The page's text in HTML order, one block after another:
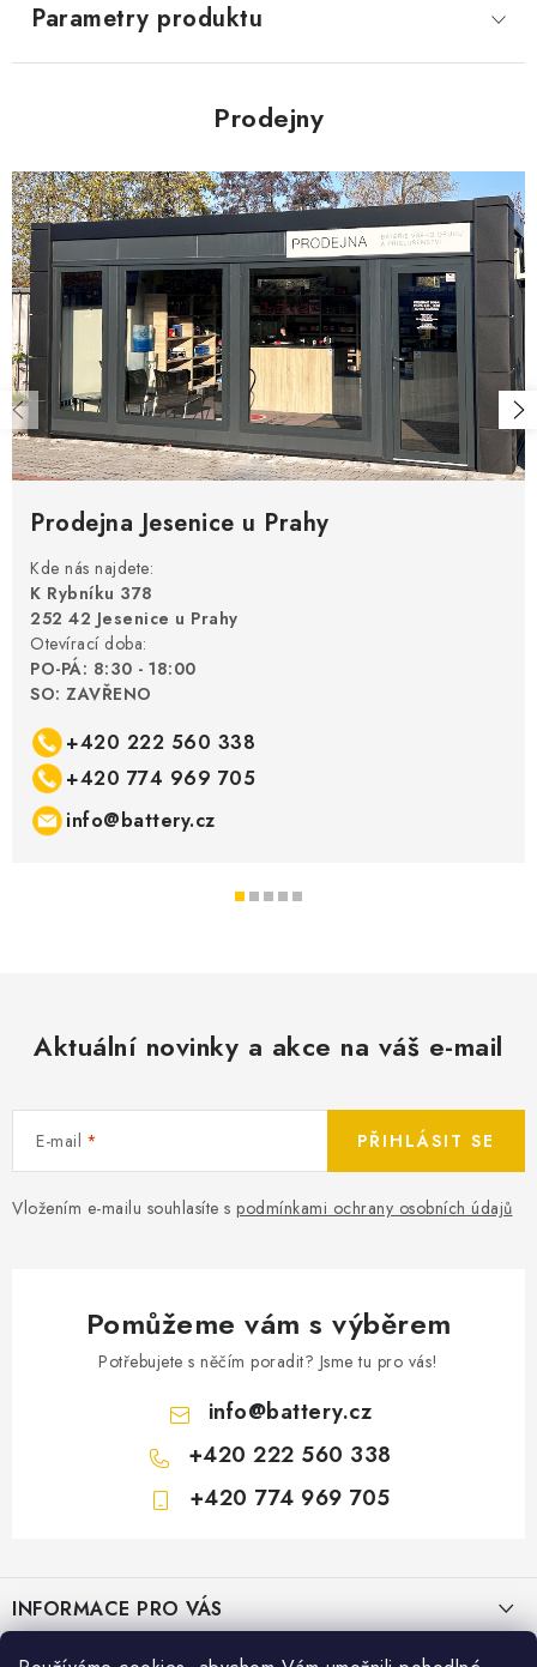
Parametry produktu
Prodejny
Prodejna Jesenice u Prahy
Kde nás najdete:
K Rybníku 378
252 42 Jesenice u Prahy
Otevírací doba:
PO-PÁ: 8:30 - 18:00
SO: ZAVŘENO
+420 222 560 338
+420 774 969 705
info@battery.cz
Aktuální novinky a akce na váš e-mail
E-mail
Vložením e-mailu souhlasíte s podmínkami ochrany osobních údajů
PŘIHLÁSIT SE
Pomůžeme vám s výběrem
Potřebujete s něčím poradit? Jsme tu pro vás!
info@battery.cz
+420 222 560 338
+420 774 969 705
pINFORMACE PRO VÁS
KONTAKTY